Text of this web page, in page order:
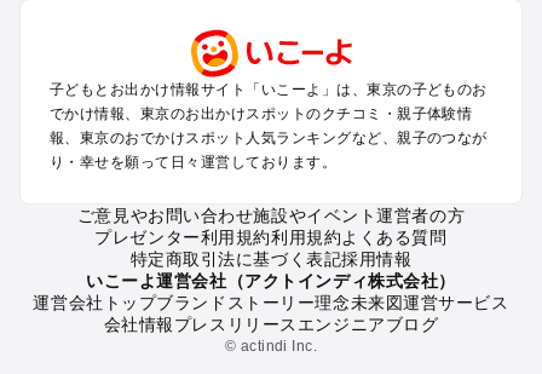
町田・相模原・愛川・上野原のプールお出かけ
渋谷・原宿・恵比寿・中目黒・自由が丘のプールお出かけ
池袋・赤羽・王子・巣鴨・目白・石神井のプールお出かけ
新宿・高田馬場・代々木・千駄ヶ谷のプールお出かけ
銀座・丸の内・日本橋・有楽町・築地・月島のプールお出かけ
小金井・小平・西東京・東村山・東久留米のプールお出かけ
府中・調布・狛江のプールお出かけ
青梅・奥多摩のプールお出かけ
蒲田・大森・羽田周辺のプールお出かけ
葛西・新木場・亀戸・亀有・柴又のプールお出かけ
北千住・日暮里・荒川のプールお出かけ
子どもとお出かけ情報サイト「いこーよ」は、東京の子どものお
でかけ情報、東京のお出かけスポットのクチコミ・親子体験情
報、東京のおでかけスポット人気ランキングなど、親子のつなが
り・幸せを願って日々運営しております。
ご意見やお問い合わせ施設やイベント運営者の方
プレゼンター利用規約利用規約よくある質問
特定商取引法に基づく表記採用情報
いこーよ運営会社（アクトインディ株式会社）
運営会社トップブランドストーリー理念未来図運営サービス
会社情報プレスリリース エンジニアブログ
© actindi Inc.